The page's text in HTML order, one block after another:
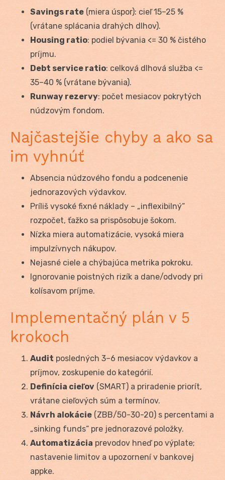
Savings rate (miera úspor): cieľ 15–25 %
(vrátane splácania drahých dlhov).
Housing ratio: podiel bývania <= 30 % čistého
príjmu.
Debt service ratio: celková dlhová služba <=
35–40 % (vrátane bývania).
Runway rezervy: počet mesiacov pokrytých
núdzovým fondom.
Najčastejšie chyby a ako sa
im vyhnúť
Absencia núdzového fondu a podcenenie
jednorazových výdavkov.
Príliš vysoké fixné náklady – „inflexibilný“
rozpočet, ťažko sa prispôsobuje šokom.
Nízka miera automatizácie, vysoká miera
impulzívnych nákupov.
Nejasné ciele a chýbajúca metrika pokroku.
Ignorovanie poistných rizík a dane/odvody pri
kolísavom príjme.
Implementačný plán v 5
krokoch
Audit posledných 3–6 mesiacov výdavkov a
príjmov, zoskupenie do kategórií.
Definícia cieľov (SMART) a priradenie priorít,
vrátane cieľových súm a termínov.
Návrh alokácie (ZBB/50-30-20) s percentami a
„sinking funds“ pre jednorazové položky.
Automatizácia prevodov hneď po výplate;
nastavenie limitov a upozornení v bankovej
appke.